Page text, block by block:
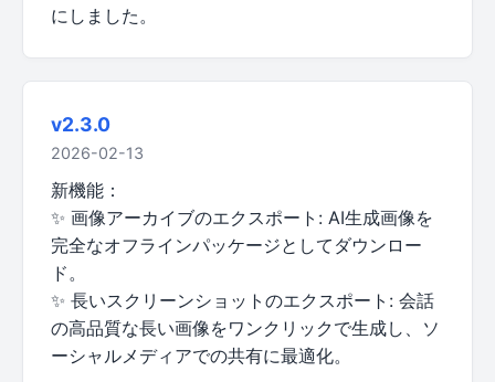
にしました。
v2.3.0
2026-02-13
新機能：
✨ 画像アーカイブのエクスポート: AI生成画像を
完全なオフラインパッケージとしてダウンロー
ド。
✨ 長いスクリーンショットのエクスポート: 会話
の高品質な長い画像をワンクリックで生成し、ソ
ーシャルメディアでの共有に最適化。